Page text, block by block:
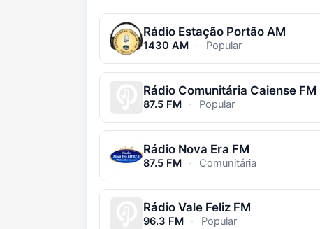
Rádio Estação Portão AM
1430 AM · Popular
Rádio Comunitária Caiense FM
87.5 FM · Popular
Rádio Nova Era FM
87.5 FM · Comunitária
Rádio Vale Feliz FM
96.3 FM · Popular